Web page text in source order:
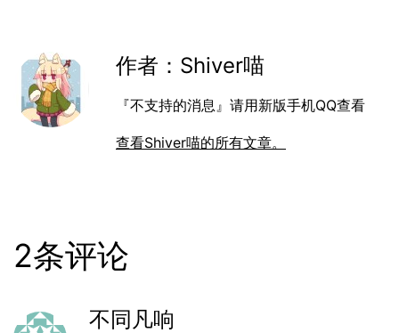
作者：Shiver喵
『不支持的消息』请用新版手机QQ查看
查看Shiver喵的所有文章。
2条评论
不同凡响